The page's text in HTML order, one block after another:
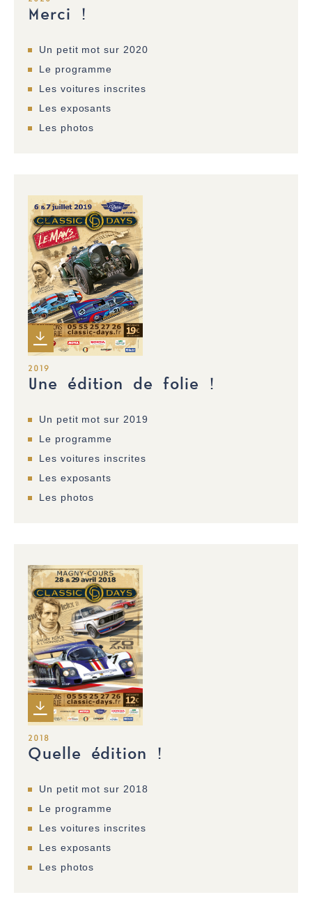
Merci !
Un petit mot sur 2020
Le programme
Les voitures inscrites
Les exposants
Les photos
2019
Une édition de folie !
Un petit mot sur 2019
Le programme
Les voitures inscrites
Les exposants
Les photos
2018
Quelle édition !
Un petit mot sur 2018
Le programme
Les voitures inscrites
Les exposants
Les photos